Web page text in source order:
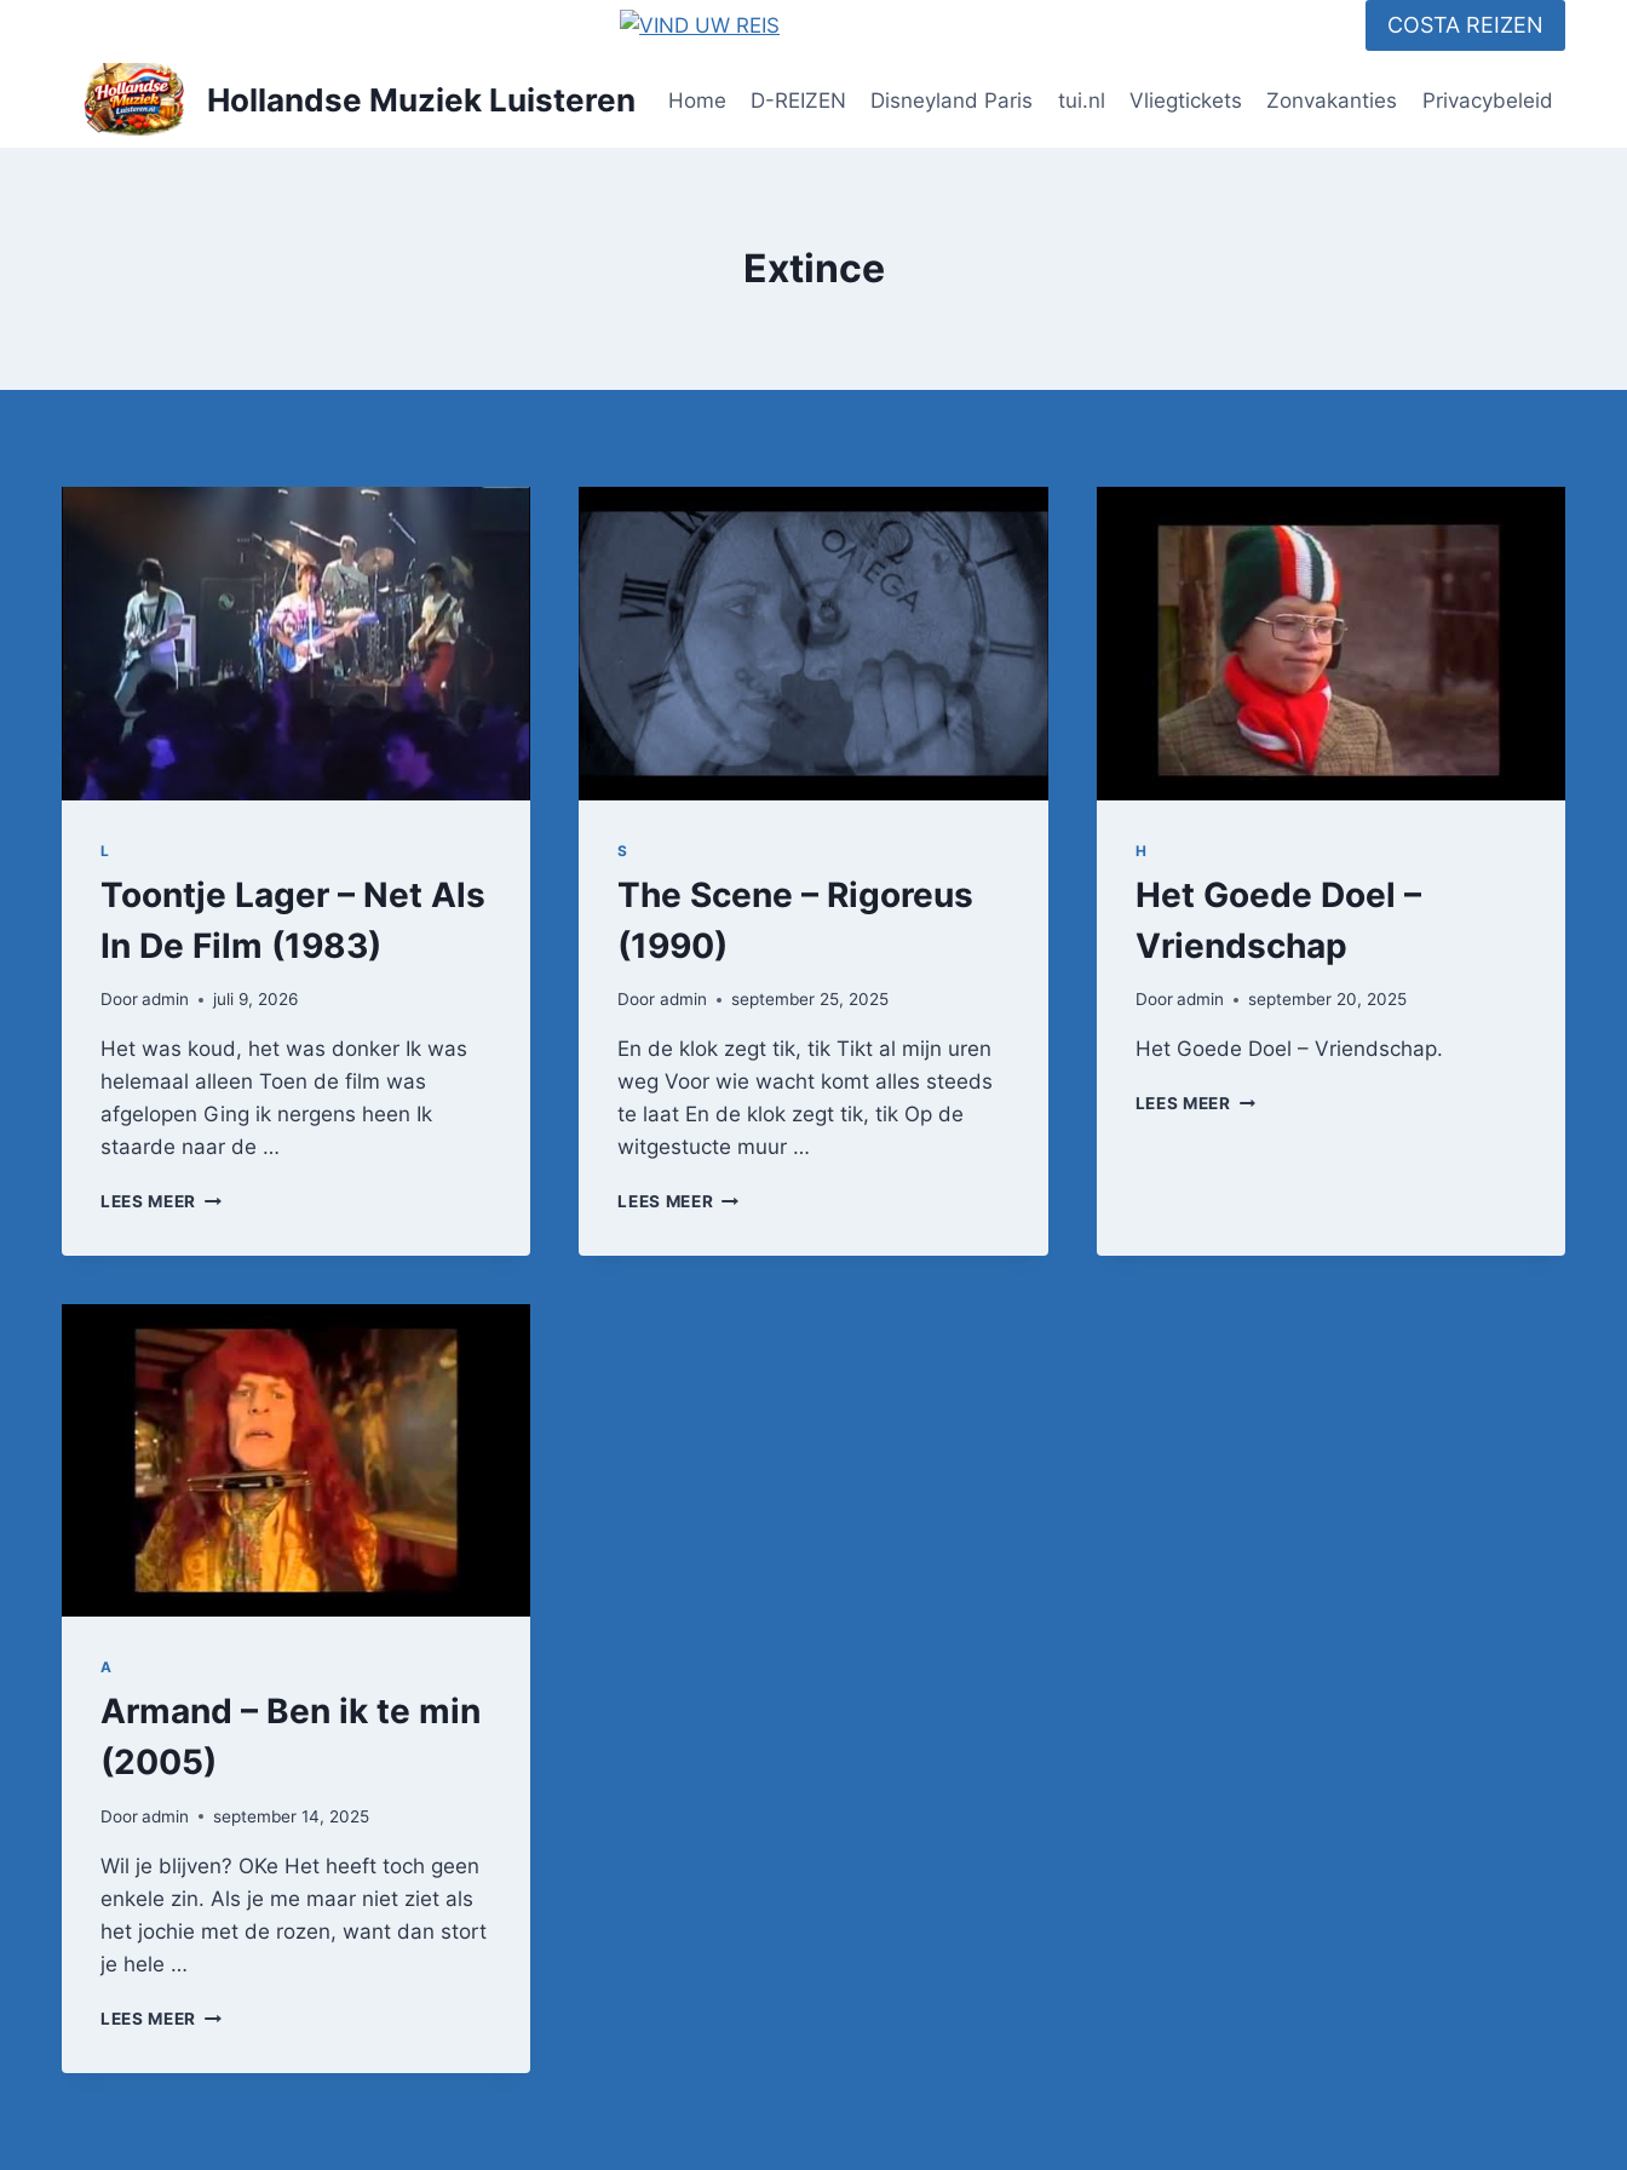
COSTA REIZEN
Hollandse Muziek Luisteren Home D-REIZEN Disneyland Paris tui.nl Vliegtickets Zonvakanties Privacybeleid
Extince
L
Toontje Lager – Net Als
In De Film (1983)
Dooradmin juli 9, 2026
Het was koud, het was donker Ik was
helemaal alleen Toen de film was
afgelopen Ging ik nergens heen Ik
staarde naar de …
LEES MEER TOONTJE
DE
FILM
(1983)
S
The Scene – Rigoreus
(1990)
Door admin september 25, 2025
En de klok zegt tik, tik Tikt al mijn uren
weg Voor wie wacht komt alles steeds
te laat En de klok zegt tik, tik Op de
witgestucte muur …
LEES MEERTHE
H
Het Goede Doel –
Vriendschap
Door admin september 20, 2025
Het Goede Doel – Vriendschap.
LEES MEERHET
A
Armand – Ben ik te min
(2005)
Dooradmin september 14, 2025
Wil je blijven? OKe Het heeft toch geen
enkele zin. Als je me maar niet ziet als
het jochie met de rozen, want dan stort
je hele …
LEES MEER ARMAND